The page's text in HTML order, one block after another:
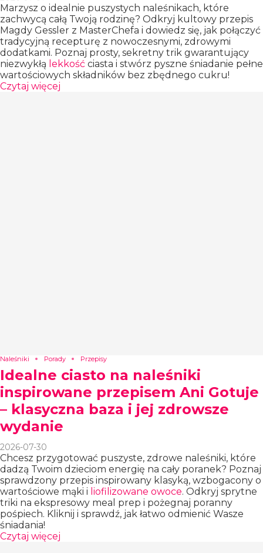
Marzysz o idealnie puszystych naleśnikach, które
zachwycą całą Twoją rodzinę? Odkryj kultowy przepis
Magdy Gessler z MasterChefa i dowiedz się, jak połączyć
tradycyjną recepturę z nowoczesnymi, zdrowymi
dodatkami. Poznaj prosty, sekretny trik gwarantujący
niezwykłą lekkość ciasta i stwórz pyszne śniadanie pełne
wartościowych składników bez zbędnego cukru!
Czytaj więcej
Naleśniki Porady Przepisy
Idealne ciasto na naleśniki
inspirowane przepisem Ani Gotuje
– klasyczna baza i jej zdrowsze
wydanie
2026-07-30
Chcesz przygotować puszyste, zdrowe naleśniki, które
dadzą Twoim dzieciom energię na cały poranek? Poznaj
sprawdzony przepis inspirowany klasyką, wzbogacony o
wartościowe mąki i liofilizowane owoce. Odkryj sprytne
triki na ekspresowy meal prep i pożegnaj poranny
pośpiech. Kliknij i sprawdź, jak łatwo odmienić Wasze
śniadania!
Czytaj więcej